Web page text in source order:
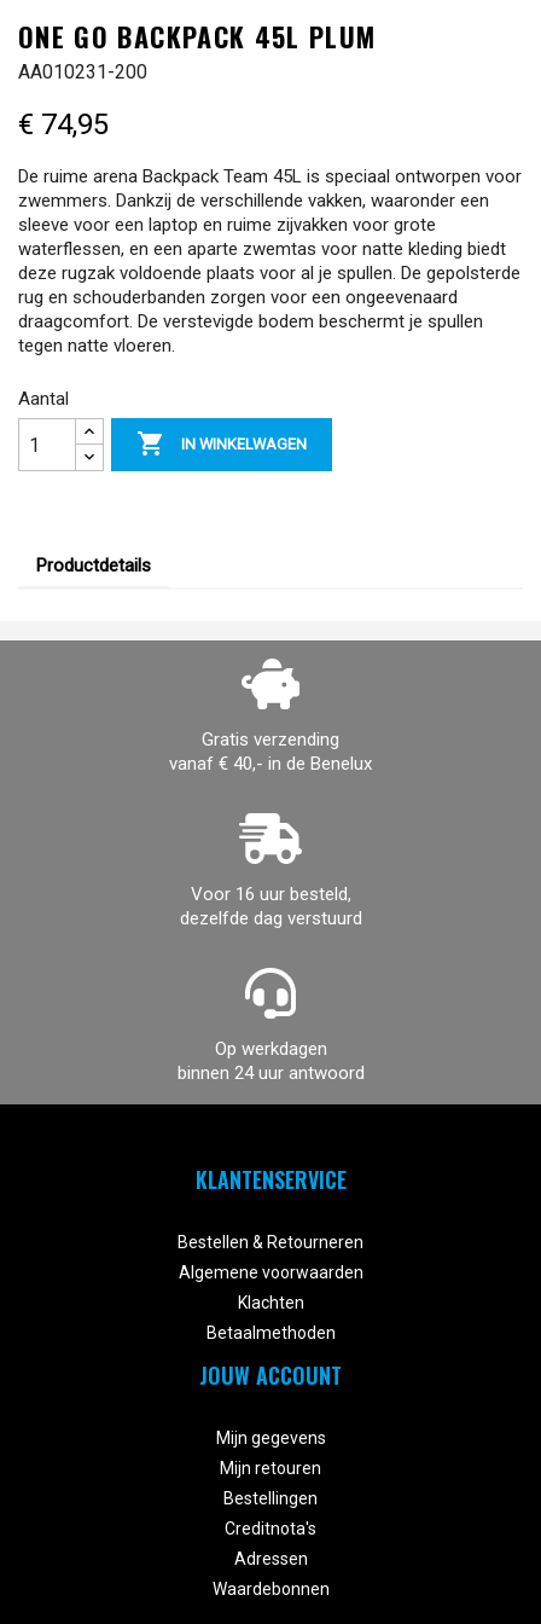
ONE GO BACKPACK 45L PLUM
AA010231-200
€ 74,95
De ruime arena Backpack Team 45L is speciaal ontworpen voor
zwemmers. Dankzij de verschillende vakken, waaronder een
sleeve voor een laptop en ruime zijvakken voor grote
waterflessen, en een aparte zwemtas voor natte kleding biedt
deze rugzak voldoende plaats voor al je spullen. De gepolsterde
rug en schouderbanden zorgen voor een ongeevenaard
draagcomfort. De verstevigde bodem beschermt je spullen
tegen natte vloeren.
Aantal
 IN WINKELWAGEN
Productdetails
Gratis verzending
vanaf € 40,- in de Benelux
Voor 16 uur besteld,
dezelfde dag verstuurd
Op werkdagen
binnen 24 uur antwoord
KLANTENSERVICE
Bestellen & Retourneren
Algemene voorwaarden
Klachten
Betaalmethoden
JOUW ACCOUNT
Mijn gegevens
Mijn retouren
Bestellingen
Creditnota's
Adressen
Waardebonnen